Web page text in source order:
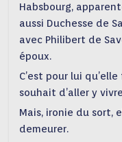
Habsbourg,
aussi Duchesse de
avec Philibert de
époux.
C’est pour lui
souhait d’aller y
Mais, ironie du sort,
demeurer.